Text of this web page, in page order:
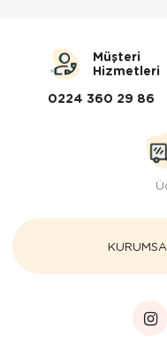
Müşteri
Hizmetleri
0224 360 29 86